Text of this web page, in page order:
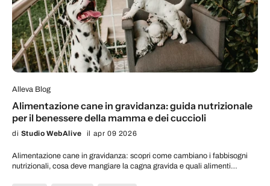
Alleva Blog
Alimentazione cane in gravidanza: guida nutrizionale
per il benessere della mamma e dei cuccioli
di Studio WebAlive il apr 09 2026
Alimentazione cane in gravidanza: scopri come cambiano i fabbisogni
nutrizionali, cosa deve mangiare la cagna gravida e quali alimenti